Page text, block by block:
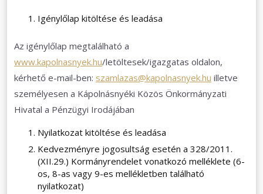
Igénylőlap kitöltése és leadása
Az igénylőlap megtalálható a
www.kapolnasnyek.hu/letöltesek/igazgatas oldalon,
kérhető e-mail-ben: szamlazas@kapolnasnyek.hu illetve
személyesen a Kápolnásnyéki Közös Önkormányzati
Hivatal a Pénzügyi Irodájában
Nyilatkozat kitöltése és leadása
Kedvezményre jogosultság esetén a 328/2011.
(XII.29.) Kormányrendelet vonatkozó melléklete (6-
os, 8-as vagy 9-es mellékletben található
nyilatkozat)